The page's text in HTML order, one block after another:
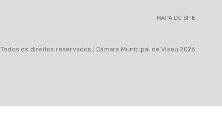
MAPA DO SITE
Todos os direitos reservados | Câmara Municipal de Viseu 2026